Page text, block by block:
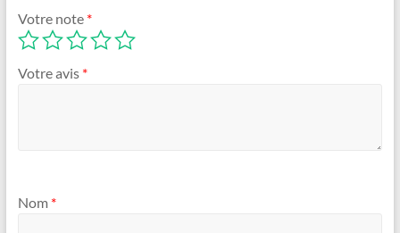
Votre note *
Votre avis *
Nom *